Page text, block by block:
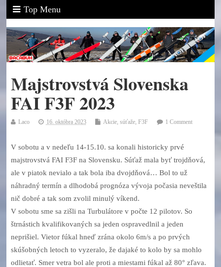
Top Menu
Majstrovstvá Slovenska
FAI F3F 2023
Laco 16. októbra 2023 Akcie, súťaže, F3F 1 Comment
V sobotu a v nedeľu 14-15.10. sa konali historicky prvé
majstrovstvá FAI F3F na Slovensku. Súťaž mala byť trojdňová,
ale v piatok nevialo a tak bola iba dvojdňová… Bol to už
náhradný termín a dlhodobá prognóza vývoja počasia neveštila
nič dobré a tak som zvolil minulý víkend.
V sobotu sme sa zišli na Turbulátore v počte 12 pilotov. So
štrnástich kvalifikovaných sa jeden ospravedlnil a jeden
neprišiel. Vietor fúkal hneď zrána okolo 6m/s a po prvých
skúšobných letoch to vyzeralo, že dajaké to kolo by sa mohlo
odlietať. Smer vetra bol ale proti a miestami fúkal až 80° zľava.